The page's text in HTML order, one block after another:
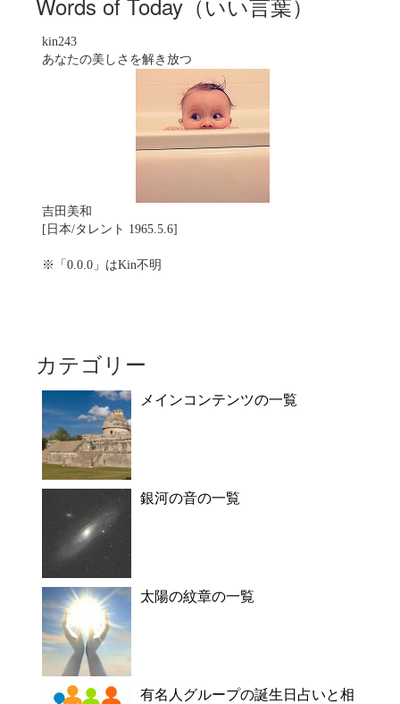
kin243
あなたの美しさを解き放つ
吉田美和
[日本/タレント 1965.5.6]
※「0.0.0」はKin不明
カテゴリー
メインコンテンツの一覧
銀河の音の一覧
太陽の紋章の一覧
有名人グループの誕生日占いと相